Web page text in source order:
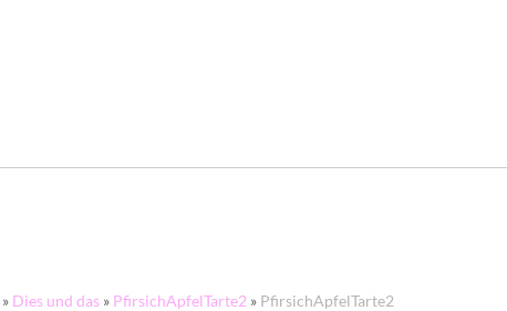
» Dies und das » PfirsichApfelTarte2 » PfirsichApfelTarte2